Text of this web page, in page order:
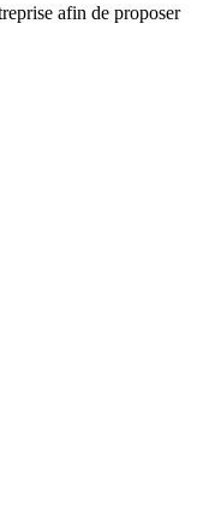
afin de proposer